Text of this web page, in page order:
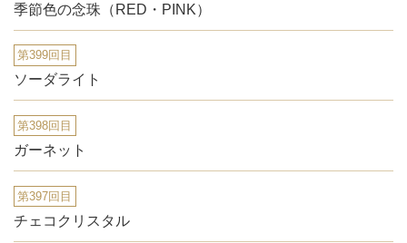
季節色の念珠（RED・PINK）
第399回目
ソーダライト
第398回目
ガーネット
第397回目
チェコクリスタル